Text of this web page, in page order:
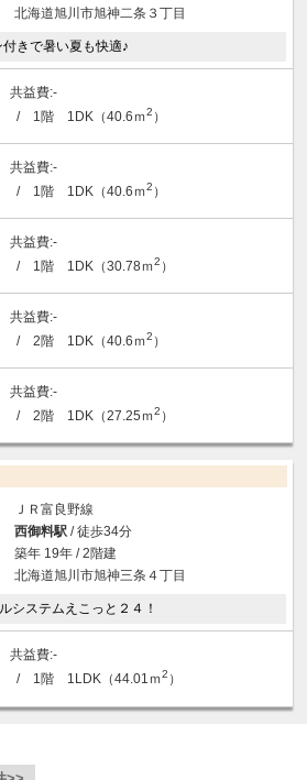
北海道旭川市旭神二条３丁目
きで暑い夏も快適♪
-
/ 1階 1DK（40.6ｍ2 ）
-
/ 1階 1DK（40.6ｍ2 ）
-
/ 1階 1DK（30.78ｍ2 ）
-
/ 2階 1DK（40.6ｍ2 ）
-
/ 2階 1DK（27.25ｍ2 ）
ＪＲ富良野線
西御料駅/ 徒歩34分
築年 19年 / 2階建
北海道旭川市旭神三条４丁目
システムえこっと２４！
-
/ 1階 1LDK（44.01ｍ2 ）